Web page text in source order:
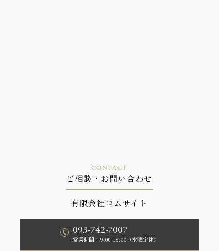
CONTACT
ご相談・お問い合わせ
有限会社コムサイト
093-742-7007
営業時間：9:00-18:00（水曜定休）